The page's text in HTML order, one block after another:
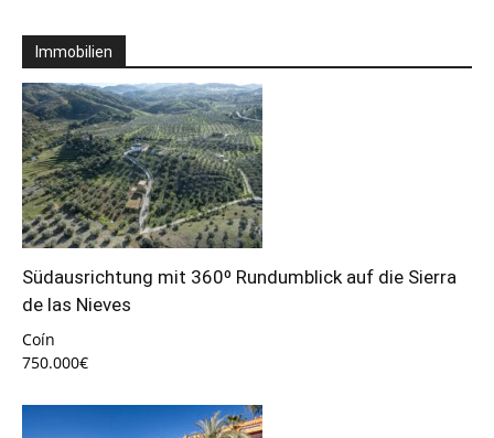
Immobilien
Südausrichtung mit 360º Rundumblick auf die Sierra
de las Nieves
Coín
750.000€